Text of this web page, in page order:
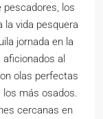
pescadores, los
la vida pesquera
jornada en la
al
olas perfectas
más osados.
cercanas en